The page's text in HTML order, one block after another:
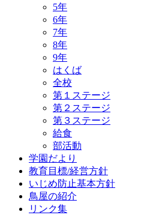
5年
6年
7年
8年
9年
はくば
全校
第１ステージ
第２ステージ
第３ステージ
給食
部活動
学園だより
教育目標/経営方針
いじめ防止基本方針
鳥屋の紹介
リンク集